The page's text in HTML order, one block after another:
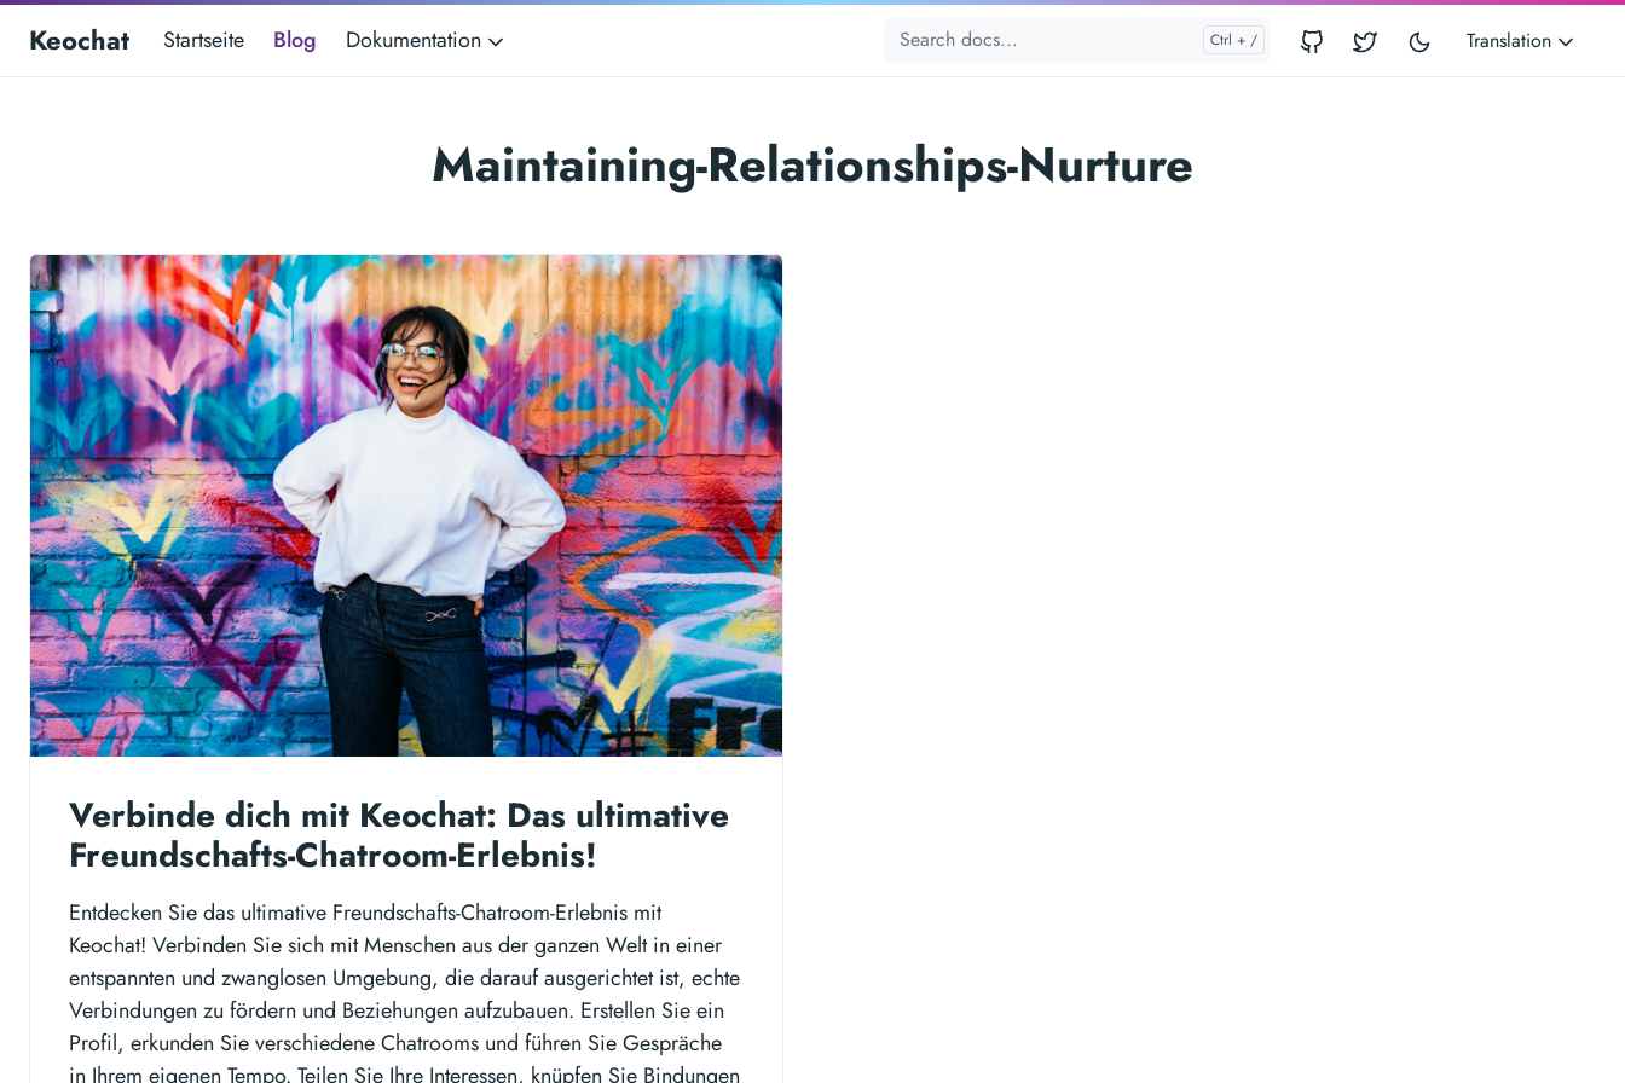
Keochat Startseite Blog Dokumentation Translation
Maintaining-Relationships-Nurture
Verbinde dich mit Keochat: Das ultimative
Freundschafts-Chatroom-Erlebnis!
Entdecken Sie das ultimative Freundschafts-Chatroom-Erlebnis mit
Keochat! Verbinden Sie sich mit Menschen aus der ganzen Welt in einer
entspannten und zwanglosen Umgebung, die darauf ausgerichtet ist, echte
Verbindungen zu fördern und Beziehungen aufzubauen. Erstellen Sie ein
Profil, erkunden Sie verschiedene Chatrooms und führen Sie Gespräche
in Ihrem eigenen Tempo. Teilen Sie Ihre Interessen, knüpfen Sie Bindungen